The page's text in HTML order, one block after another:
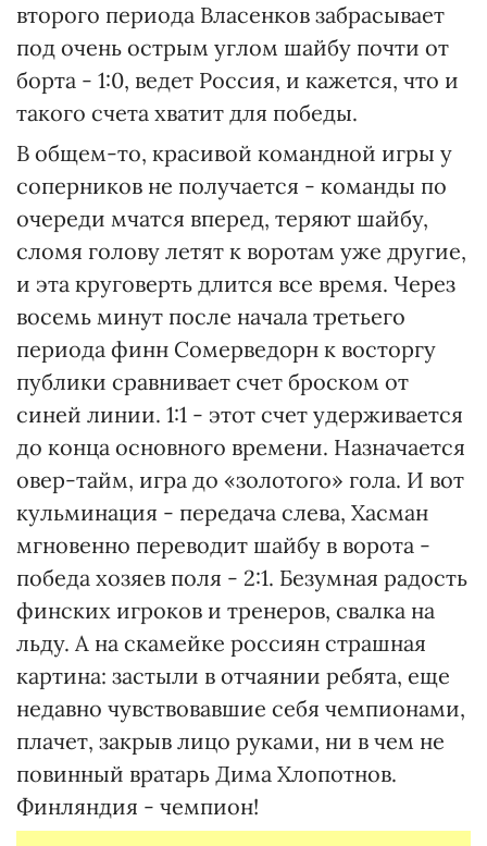
второго периода Власенков забрасывает
под очень острым углом шайбу почти от
борта - 1:0, ведет Россия, и кажется, что и
такого счета хватит для победы.
В общем-то, красивой командной игры у
соперников не получается - команды по
очереди мчатся вперед, теряют шайбу,
сломя голову летят к воротам уже другие,
и эта круговерть длится все время. Через
восемь минут после начала третьего
периода финн Сомерведорн к восторгу
публики сравнивает счет броском от
синей линии. 1:1 - этот счет удерживается
до конца основного времени. Назначается
овер-тайм, игра до «золотого» гола. И вот
кульминация - передача слева, Хасман
мгновенно переводит шайбу в ворота -
победа хозяев поля - 2:1. Безумная радость
финских игроков и тренеров, свалка на
льду. А на скамейке россиян страшная
картина: застыли в отчаянии ребята, еще
недавно чувствовавшие себя чемпионами,
плачет, закрыв лицо руками, ни в чем не
повинный вратарь Дима Хлопотнов.
Финляндия - чемпион!